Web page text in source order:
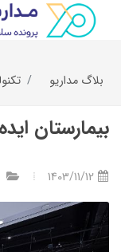
بلاگ مداریو
بیمارستان
1403/11/12